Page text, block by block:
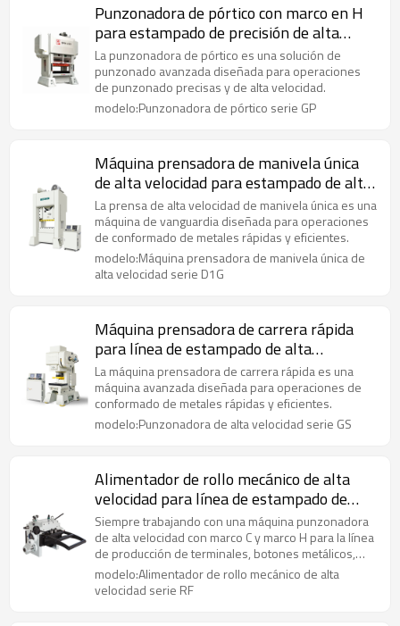
Punzonadora de pórtico con marco en H
para estampado de precisión de alta
velocidad
La punzonadora de pórtico es una solución de
punzonado avanzada diseñada para operaciones
de punzonado precisas y de alta velocidad.
modelo:Punzonadora de pórtico serie GP
Máquina prensadora de manivela única
de alta velocidad para estampado de alta
velocidad
La prensa de alta velocidad de manivela única es una
máquina de vanguardia diseñada para operaciones
de conformado de metales rápidas y eficientes.
modelo:Máquina prensadora de manivela única de
alta velocidad serie D1G
Máquina prensadora de carrera rápida
para línea de estampado de alta
velocidad
La máquina prensadora de carrera rápida es una
máquina avanzada diseñada para operaciones de
conformado de metales rápidas y eficientes.
modelo:Punzonadora de alta velocidad serie GS
Alimentador de rollo mecánico de alta
velocidad para línea de estampado de
alta velocidad
Siempre trabajando con una máquina punzonadora
de alta velocidad con marco C y marco H para la línea
de producción de terminales, botones metálicos,
clips, etc.
modelo:Alimentador de rollo mecánico de alta
velocidad serie RF